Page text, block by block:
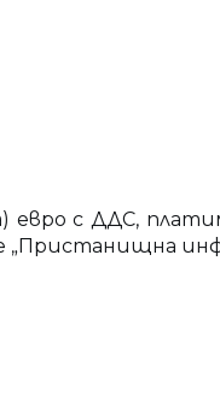
с ДДС,
„Пристанищна